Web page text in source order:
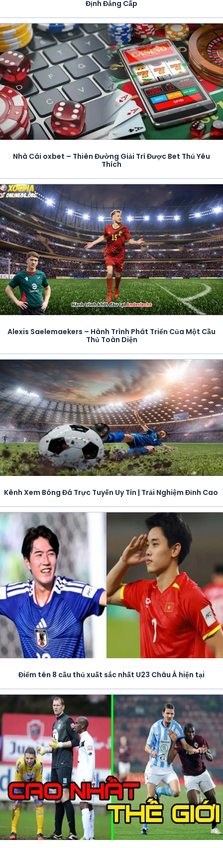
Định Đẳng Cấp
Nhà Cái oxbet – Thiên Đường Giải Trí Được Bet Thủ Yêu
Thích
Alexis Saelemaekers – Hành Trình Phát Triển Của Một Cầu
Thủ Toàn Diện
Kênh Xem Bóng Đá Trực Tuyến Uy Tín | Trải Nghiệm Đỉnh Cao
Điểm tên 8 cầu thủ xuất sắc nhất U23 Châu Á hiện tại